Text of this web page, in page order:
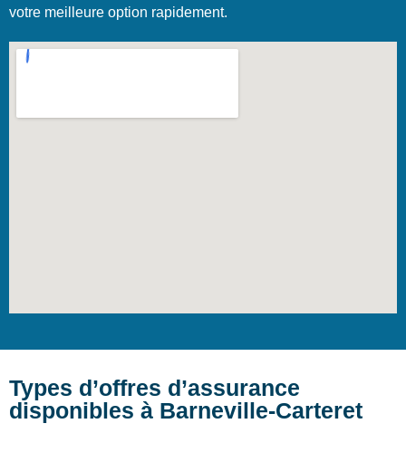
votre meilleure option rapidement.
Types d’offres d’assurance
disponibles à Barneville-Carteret